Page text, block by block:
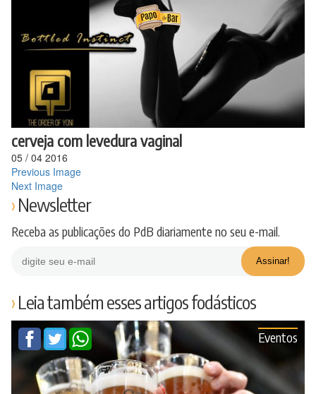
conteúdo
cerveja com levedura vaginal
05 / 04 2016
Previous Image
Next Image
Newsletter
Receba as publicações do PdB diariamente no seu e-mail.
Leia também esses artigos fodásticos
Eventos